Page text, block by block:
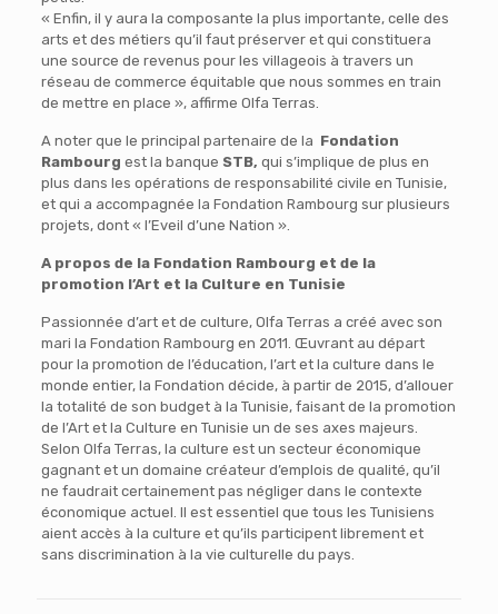
« Enfin, il y aura la composante la plus importante, celle des
arts et des métiers qu’il faut préserver et qui constituera
une source de revenus pour les villageois à travers un
réseau de commerce équitable que nous sommes en train
de mettre en place », affirme Olfa Terras.
A noter que le principal partenaire de la Fondation
Rambourg est la banque STB, qui s’implique de plus en
plus dans les opérations de responsabilité civile en Tunisie,
et qui a accompagnée la Fondation Rambourg sur plusieurs
projets, dont « l’Eveil d’une Nation ».
A propos de la Fondation Rambourg et de la
promotion l’Art et la Culture en Tunisie
Passionnée d’art et de culture, Olfa Terras a créé avec son
mari la Fondation Rambourg en 2011. Œuvrant au départ
pour la promotion de l’éducation, l’art et la culture dans le
monde entier, la Fondation décide, à partir de 2015, d’allouer
la totalité de son budget à la Tunisie, faisant de la promotion
de l’Art et la Culture en Tunisie un de ses axes majeurs.
Selon Olfa Terras, la culture est un secteur économique
gagnant et un domaine créateur d’emplois de qualité, qu’il
ne faudrait certainement pas négliger dans le contexte
économique actuel. Il est essentiel que tous les Tunisiens
aient accès à la culture et qu’ils participent librement et
sans discrimination à la vie culturelle du pays.